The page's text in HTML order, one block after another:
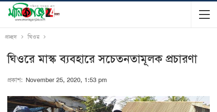
প্রচ্ছদ ঘিওর
ঘিওরে মাস্ক ব্যবহারে সচেতনতামূলক প্রচারণা
প্রকাশ: November 25, 2020, 1:53 pm